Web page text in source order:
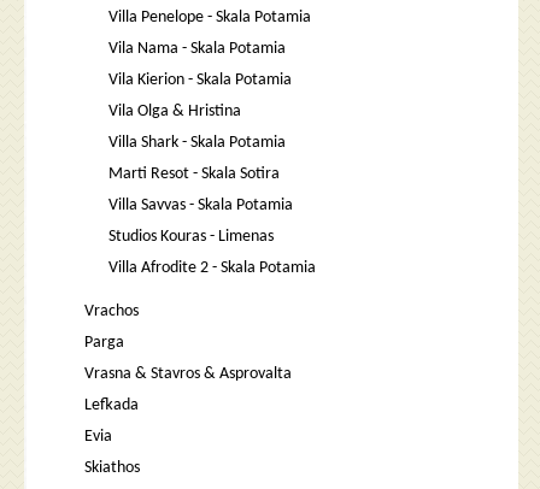
Villa Penelope - Skala Potamia
Vila Nama - Skala Potamia
Vila Kierion - Skala Potamia
Vila Olga & Hristina
Villa Shark - Skala Potamia
Marti Resot - Skala Sotira
Villa Savvas - Skala Potamia
Studios Kouras - Limenas
Villa Afrodite 2 - Skala Potamia
Vrachos
Parga
Vrasna & Stavros & Asprovalta
Lefkada
Evia
Skiathos